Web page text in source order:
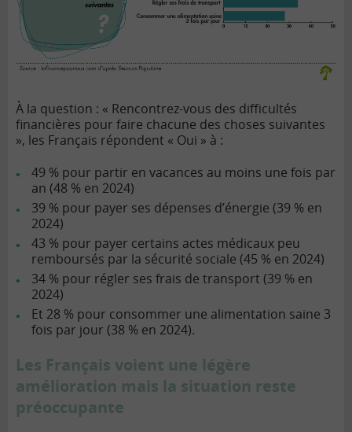
À la question : « Rencontrez-vous des difficultés
financières pour faire chacune des choses suivantes
», les Français répondent « Oui » à :
49 % pour partir en vacances au moins une fois par
an (48 % en 2024)
39 % pour payer ses dépenses d’énergie (39 % en
2024)
43 % pour payer certains actes médicaux peu
remboursés par la sécurité sociale (45 % en 2024)
34 % pour régler ses frais de transport (39 % en
2024)
Et 28 % pour consommer une alimentation saine 3
fois par jour (38 % en 2024).
Les Français voient une légère
amélioration mais la situation reste
préoccupante